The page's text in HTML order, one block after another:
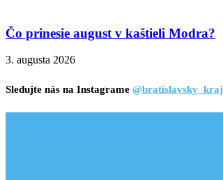
Čo prinesie august v kaštieli Modra?
3. augusta 2026
Sledujte nás na Instagrame @bratislavsky_kraj